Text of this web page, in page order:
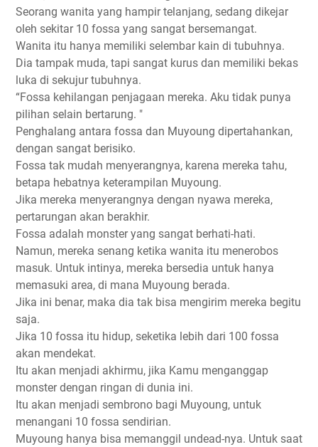
Seorang wanita yang hampir telanjang, sedang dikejar
oleh sekitar 10 fossa yang sangat bersemangat.
Wanita itu hanya memiliki selembar kain di tubuhnya.
Dia tampak muda, tapi sangat kurus dan memiliki bekas
luka di sekujur tubuhnya.
“Fossa kehilangan penjagaan mereka. Aku tidak punya
pilihan selain bertarung. "
Penghalang antara fossa dan Muyoung dipertahankan,
dengan sangat berisiko.
Fossa tak mudah menyerangnya, karena mereka tahu,
betapa hebatnya keterampilan Muyoung.
Jika mereka menyerangnya dengan nyawa mereka,
pertarungan akan berakhir.
Fossa adalah monster yang sangat berhati-hati.
Namun, mereka senang ketika wanita itu menerobos
masuk. Untuk intinya, mereka bersedia untuk hanya
memasuki area, di mana Muyoung berada.
Jika ini benar, maka dia tak bisa mengirim mereka begitu
saja.
Jika 10 fossa itu hidup, seketika lebih dari 100 fossa
akan mendekat.
Itu akan menjadi akhirmu, jika Kamu menganggap
monster dengan ringan di dunia ini.
Itu akan menjadi sembrono bagi Muyoung, untuk
menangani 10 fossa sendirian.
Muyoung hanya bisa memanggil undead-nya. Untuk saat